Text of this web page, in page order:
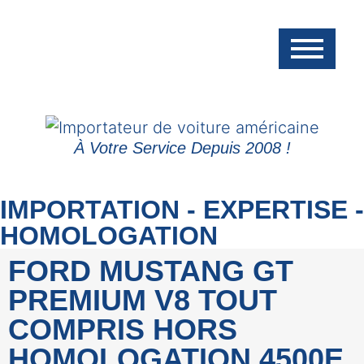
À Votre Service Depuis 2008 !
IMPORTATION - EXPERTISE -
HOMOLOGATION
FORD MUSTANG GT
PREMIUM V8 TOUT
COMPRIS HORS